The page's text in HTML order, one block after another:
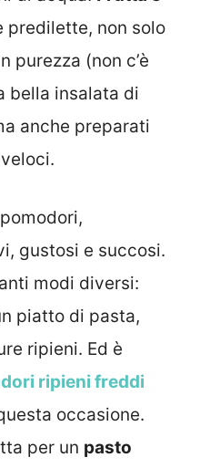
predilette, non solo
purezza (non c’è
bella insalata di
anche preparati
gustosi e succosi.
modi diversi:
piatto di pasta,
ripieni. Ed è
ripieni freddi
occasione.
per un pasto